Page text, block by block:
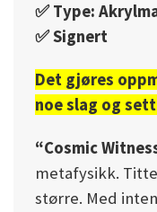
✅️ Type:
✅️ Signert
Det gjøres
noe slag og
“Cosmic
metafysikk.
større. Med